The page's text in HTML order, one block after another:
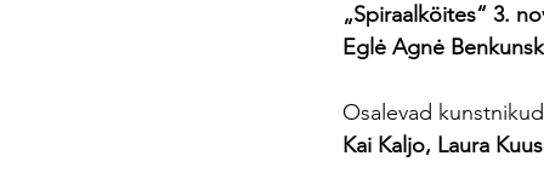
„Spiraalköites“ 3.
Eglė Agnė
Osalevad kunstnikud
Kai Kaljo, Laura